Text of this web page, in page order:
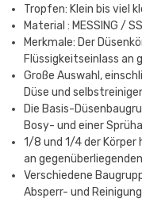
Tropfen: Klein bis viel
Material : MESSING / SS
Merkmale: Der
Flüssigkeitseinlass an
Große Auswahl,
Düse und
Die Basis-
Bosy- und einer
1/8 und 1/4 der
an
Verschiedene
Absperr- und